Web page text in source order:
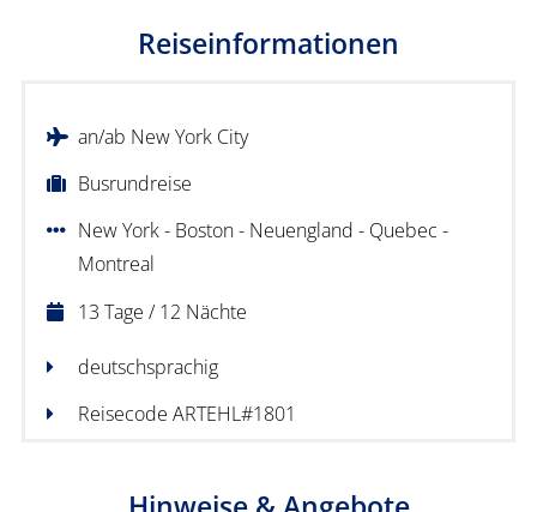
Reiseinformationen
an/ab New York City
Busrundreise
New York - Boston - Neuengland - Quebec -
Montreal
13 Tage / 12 Nächte
deutschsprachig
Reisecode ARTEHL#1801